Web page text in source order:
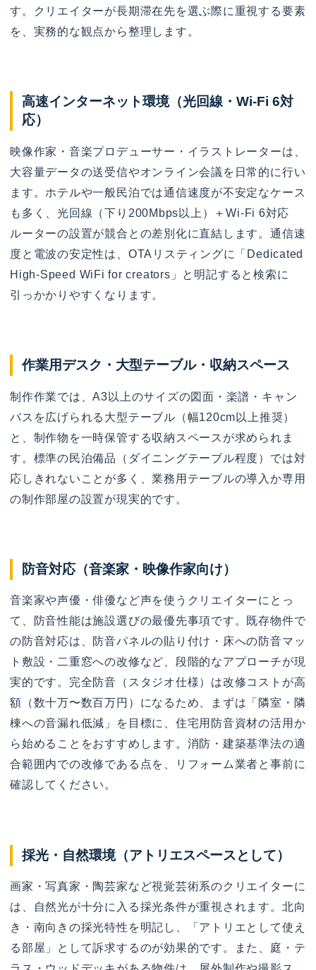
す。クリエイターが長期滞在先を選ぶ際に重視する要素
を、実務的な観点から整理します。
高速インターネット環境（光回線・Wi-Fi 6対
応）
映像作家・音楽プロデューサー・イラストレーターは、
大容量データの送受信やオンライン会議を日常的に行い
ます。ホテルや一般民泊では通信速度が不安定なケース
も多く、光回線（下り200Mbps以上）＋Wi-Fi 6対応
ルーターの設置が競合との差別化に直結します。通信速
度と電波の安定性は、OTAリスティングに「Dedicated
High-Speed WiFi for creators」と明記すると検索に
引っかかりやすくなります。
作業用デスク・大型テーブル・収納スペース
制作作業では、A3以上のサイズの図面・楽譜・キャン
バスを広げられる大型テーブル（幅120cm以上推奨）
と、制作物を一時保管する収納スペースが求められま
す。標準の民泊備品（ダイニングテーブル程度）では対
応しきれないことが多く、業務用テーブルの導入か専用
の制作部屋の設置が現実的です。
防音対応（音楽家・映像作家向け）
音楽家や声優・俳優など声を使うクリエイターにとっ
て、防音性能は施設選びの最優先事項です。既存物件で
の防音対応は、防音パネルの貼り付け・床への防音マッ
ト敷設・二重窓への改修など、段階的なアプローチが現
実的です。完全防音（スタジオ仕様）は改修コストが高
額（数十万〜数百万円）になるため、まずは「隣室・隣
棟への音漏れ低減」を目標に、住宅用防音資材の活用か
ら始めることをおすすめします。消防・建築基準法の適
合範囲内での改修である点を、リフォーム業者と事前に
確認してください。
採光・自然環境（アトリエスペースとして）
画家・写真家・陶芸家など視覚芸術系のクリエイターに
は、自然光が十分に入る採光条件が重視されます。北向
き・南向きの採光特性を明記し、「アトリエとして使え
る部屋」として訴求するのが効果的です。また、庭・テ